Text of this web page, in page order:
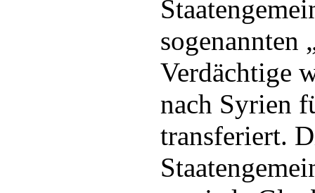
sogenannten
Verdächtige
nach Syrien
transferiert.